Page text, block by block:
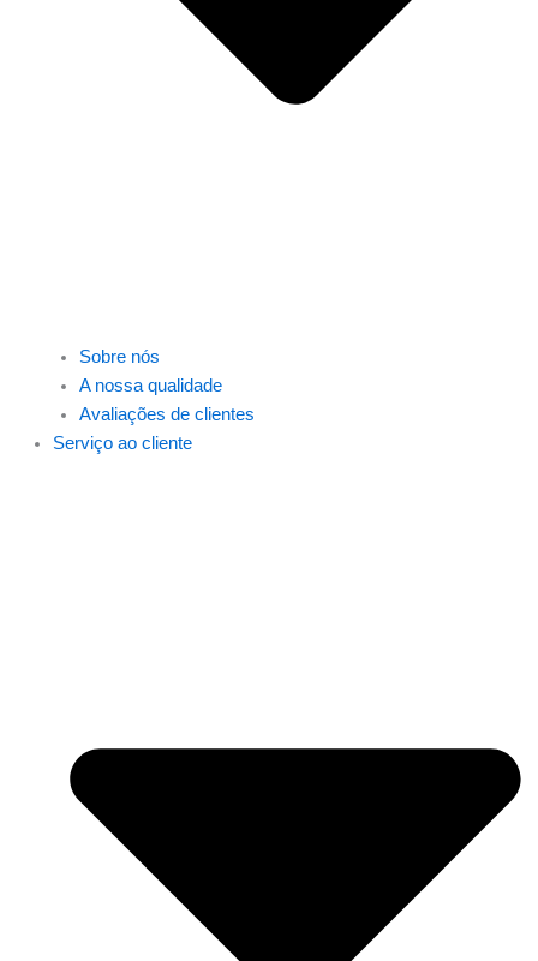
Sobre nós
A nossa qualidade
Avaliações de clientes
Serviço ao cliente